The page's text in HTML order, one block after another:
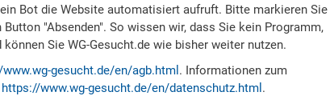
Bot die Website automatisiert aufruft. Bitte markieren Sie
"Absenden". So wissen wir, dass Sie kein Programm,
Sie WG-Gesucht.de wie bisher weiter nutzen.
gesucht.de/en/agb.html . Informationen zum
https://www.wg-gesucht.de/en/datenschutz.html .